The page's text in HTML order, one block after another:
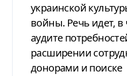
украинской
войны. Речь идет, в
аудите
расширении
донорами и поиске